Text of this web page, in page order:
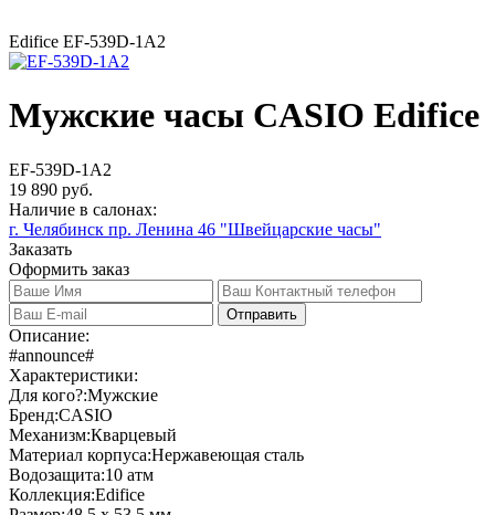
Edifice EF-539D-1A2
Мужские часы CASIO Edifice
EF-539D-1A2
19 890 руб.
Наличие в салонах:
г. Челябинск пр. Ленина 46 "Швейцарские часы"
Заказать
Оформить заказ
Отправить
Описание:
#announce#
Характеристики:
Для кого?:Мужские
Бренд:CASIO
Механизм:Кварцевый
Материал корпуса:Нержавеющая сталь
Водозащита:10 атм
Коллекция:Edifice